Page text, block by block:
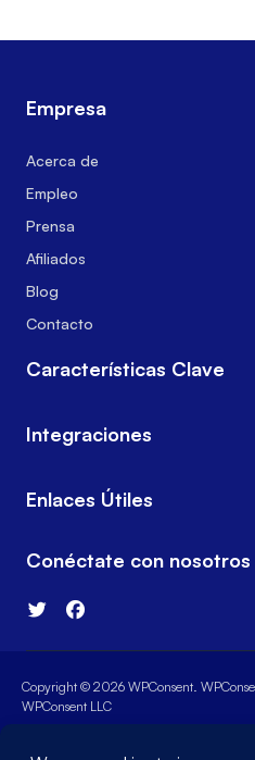
Empresa
Acerca de
Empleo
Prensa
Afiliados
Blog
Contacto
Características Clave
Integraciones
Enlaces Útiles
Conéctate con nosotros
Copyright © 2026 WPConsent.
WPConsent LLC